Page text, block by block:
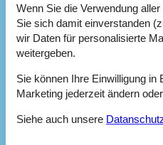
Ausstattung
Aktiv. drinnen
Aktivitäten
Angelmöglichkeit, Fjord
Badezimmer
Wenn Sie die Verwendung
Sie sich damit einverstanden
wir Daten für personalisierte
weitergeben.
Sie können Ihre Einwilligung in
Marketing jederzeit ändern
Siehe auch unsere